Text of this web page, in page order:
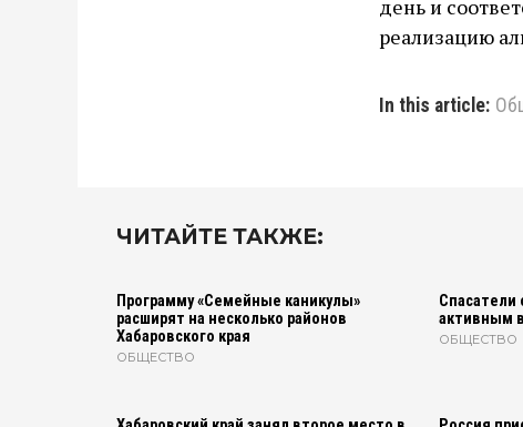
день и
реализацию
In this article:
ЧИТАЙТЕ ТАКЖЕ:
Программу «Семейные каникулы»
расширят на несколько районов
Хабаровского края
ОБЩЕСТВО
Спасатели
активным
ОБЩЕСТВО